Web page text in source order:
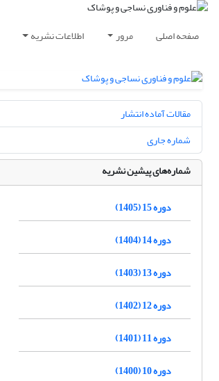
صفحه اصلی مرور اطلاعات نشریه
مقالات آماده انتشار
شماره جاری
شماره‌های پیشین نشریه
دوره 15 (1405)
دوره 14 (1404)
دوره 13 (1403)
دوره 12 (1402)
دوره 11 (1401)
دوره 10 (1400)